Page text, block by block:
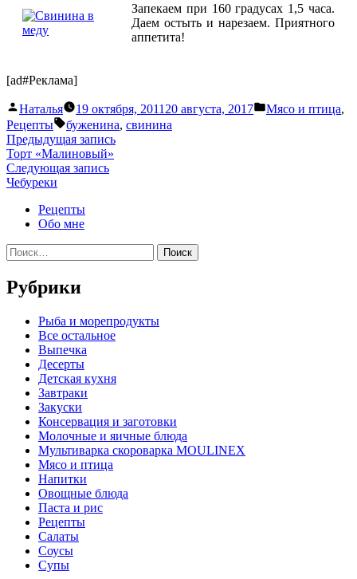
Запекаем при 160 градусах 1,5 часа.
Даем остыть и нарезаем. Приятного
аппетита!
[ad#Реклама]
Написано
автором
Наталья 19 октября, 2011 20 августа, 2017
Написано
Мясо и птица,
Рецепты
Метки:
буженина, свинина
Навигация
по
записям
Предыдущая записьПредыдущая
Торт «Малиновый»
Следующая записьСледующая
Чебуреки
Рецепты
Обо мне
Найти:
Рубрики
Pыба и морепродукты
Все остальное
Выпечка
Десерты
Детская кухня
Завтраки
Закуски
Консервация и заготовки
Молочные и яичные блюда
Мультиварка скороварка MOULINEX
Мясо и птица
Напитки
Овощные блюда
Паста и рис
Рецепты
Салаты
Соусы
Супы